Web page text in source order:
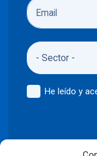
He leído y